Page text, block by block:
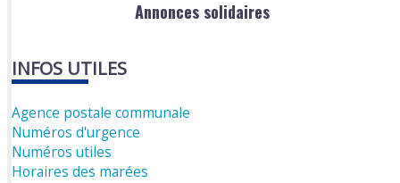
Annonces solidaires
INFOS UTILES
Agence postale communale
Numéros d'urgence
Numéros utiles
Horaires des marées